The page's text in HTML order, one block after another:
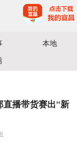
本地
播带货赛出“新